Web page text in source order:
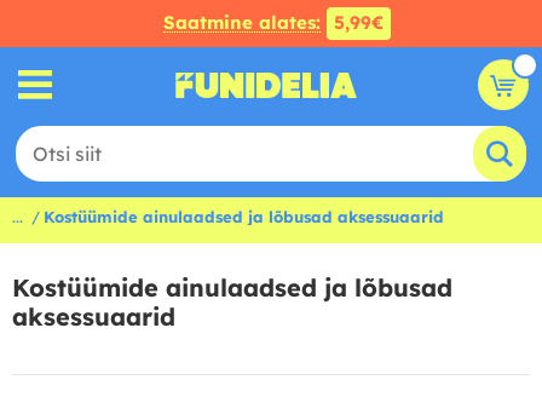
Saatmine alates: 5,99€
... Kostüümide ainulaadsed ja lõbusad aksessuaarid
Kostüümide ainulaadsed ja lõbusad
aksessuaarid